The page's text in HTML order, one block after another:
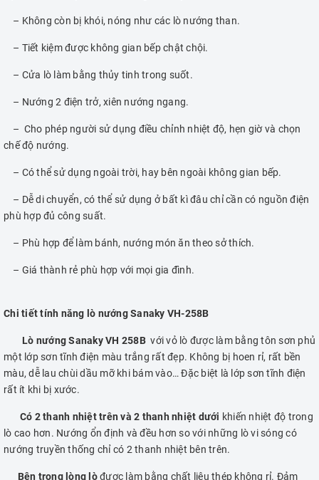
– Không còn bị khói, nóng như các lò nướng than.
– Tiết kiệm được không gian bếp chật chội.
– Cửa lò làm bằng thủy tinh trong suốt.
– Nướng 2 điện trở, xiên nướng ngang.
– Cho phép người sử dụng điều chỉnh nhiệt độ, hẹn giờ và chọn
chế độ nướng.
– Có thể sử dụng ngoài trời, hay bên ngoài không gian bếp.
– Dễ di chuyển, có thể sử dụng ở bất kì đâu chỉ cần có nguồn điện
phù hợp đủ công suất.
– Phù hợp để làm bánh, nướng món ăn theo sở thích.
– Giá thành rẻ phù hợp với mọi gia đình.
Chi tiết tính năng lò nướng Sanaky VH-258B
Lò nướng Sanaky VH 258Bvới vỏ lò được làm bằng tôn sơn phủ
một lớp sơn tĩnh điện màu trắng rất đẹp. Không bị hoen rỉ, rất bền
màu, dễ lau chùi dầu mỡ khi bám vào… Đặc biệt là lớp sơn tĩnh điện
rất ít khi bị xước.
Có 2 thanh nhiệt trên và 2 thanh nhiệt dưới khiến nhiệt độ trong
lò cao hơn. Nướng ổn định và đều hơn so với những lò vi sóng có
nướng truyền thống chỉ có 2 thanh nhiệt bên trên.
Bên trong lòng lòđược làm bằng chất liệu thép không rỉ. Đảm